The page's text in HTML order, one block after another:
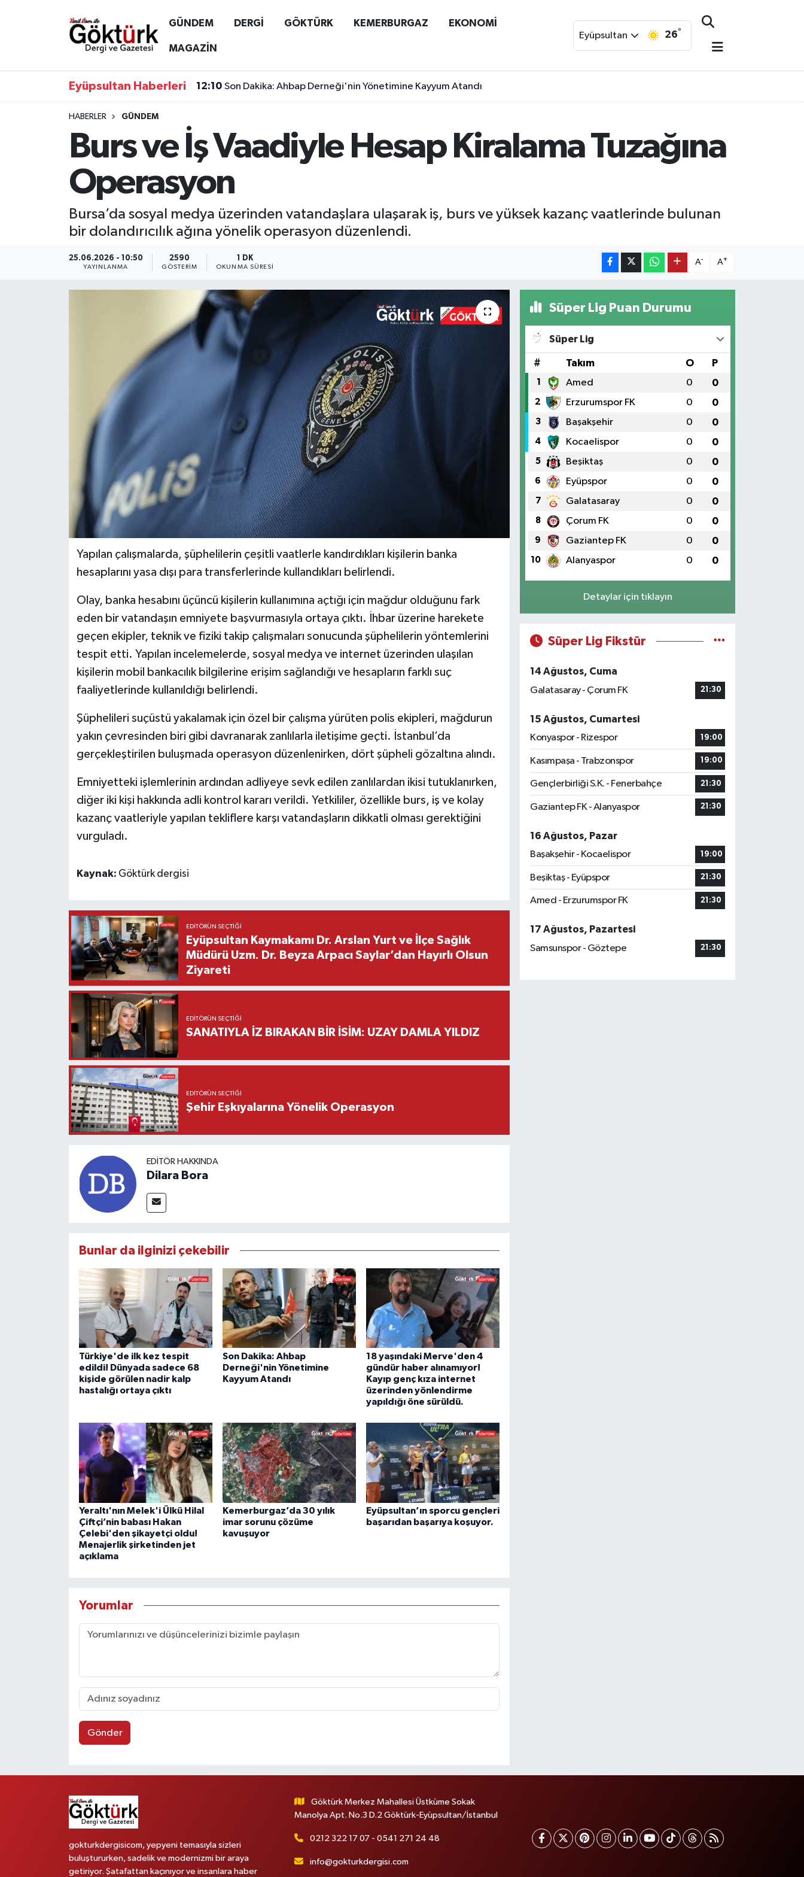
GÜNDEM DERGİ GÖKTÜRK KEMERBURGAZ EKONOMİ
MAGAZİN
Eyüpsultan 26°
Eyüpsultan Haberleri 12:10 Son Dakika: Ahbap Derneği'nin Yönetimine Kayyum Atandı
HABERLER GÜNDEM
Burs ve İş Vaadiyle Hesap Kiralama Tuzağına
Operasyon
Bursa’da sosyal medya üzerinden vatandaşlara ulaşarak iş, burs ve yüksek kazanç vaatlerinde bulunan
bir dolandırıcılık ağına yönelik operasyon düzenlendi.
25.06.2026 - 10:50
YAYINLANMA
2590
GÖSTERIM
1 DK
OKUNMA SÜRESI
A- A+
Yapılan çalışmalarda, şüphelilerin çeşitli vaatlerle kandırdıkları kişilerin banka
hesaplarını yasa dışı para transferlerinde kullandıkları belirlendi.
Olay, banka hesabını üçüncü kişilerin kullanımına açtığı için mağdur olduğunu fark
eden bir vatandaşın emniyete başvurmasıyla ortaya çıktı. İhbar üzerine harekete
geçen ekipler, teknik ve fiziki takip çalışmaları sonucunda şüphelilerin yöntemlerini
tespit etti. Yapılan incelemelerde, sosyal medya ve internet üzerinden ulaşılan
kişilerin mobil bankacılık bilgilerine erişim sağlandığı ve hesapların farklı suç
faaliyetlerinde kullanıldığı belirlendi.
Şüphelileri suçüstü yakalamak için özel bir çalışma yürüten polis ekipleri, mağdurun
yakın çevresinden biri gibi davranarak zanlılarla iletişime geçti. İstanbul’da
gerçekleştirilen buluşmada operasyon düzenlenirken, dört şüpheli gözaltına alındı.
Emniyetteki işlemlerinin ardından adliyeye sevk edilen zanlılardan ikisi tutuklanırken,
diğer iki kişi hakkında adli kontrol kararı verildi. Yetkililer, özellikle burs, iş ve kolay
kazanç vaatleriyle yapılan tekliflere karşı vatandaşların dikkatli olması gerektiğini
vurguladı.
Kaynak: Göktürk dergisi
EDITÖRÜN SEÇTIĞI
Eyüpsultan Kaymakamı Dr. Arslan Yurt ve İlçe Sağlık
Müdürü Uzm. Dr. Beyza Arpacı Saylar’dan Hayırlı Olsun
Ziyareti
EDITÖRÜN SEÇTIĞI
SANATIYLA İZ BIRAKAN BİR İSİM: UZAY DAMLA YILDIZ
EDITÖRÜN SEÇTIĞI
Şehir Eşkıyalarına Yönelik Operasyon
EDITÖR HAKKINDA
Dilara Bora
Bunlar da ilginizi çekebilir
Türkiye'de ilk kez tespit
edildi! Dünyada sadece 68
kişide görülen nadir kalp
hastalığı ortaya çıktı
Son Dakika: Ahbap
Derneği'nin Yönetimine
Kayyum Atandı
18 yaşındaki Merve'den 4
gündür haber alınamıyor!
Kayıp genç kıza internet
üzerinden yönlendirme
yapıldığı öne sürüldü.
Yeraltı'nın Melek'i Ülkü Hilal
Çiftçi’nin babası Hakan
Çelebi'den şikayetçi oldu!
Menajerlik şirketinden jet
açıklama
Kemerburgaz’da 30 yılık
imar sorunu çözüme
kavuşuyor
Eyüpsultan’ın sporcu gençleri
başarıdan başarıya koşuyor.
Yorumlar
Gönder
Süper Lig Puan Durumu
Süper Lig
# Takım O P
1 Amed 0 0
2 Erzurumspor FK 0 0
3 Başakşehir 0 0
4 Kocaelispor 0 0
5 Beşiktaş 0 0
6 Eyüpspor 0 0
7 Galatasaray 0 0
8 Çorum FK 0 0
9 Gaziantep FK 0 0
10 Alanyaspor 0 0
Detaylar için tıklayın
Süper Lig Fikstür
14 Ağustos, Cuma
Galatasaray - Çorum FK
21:30
15 Ağustos, Cumartesi
Konyaspor - Rizespor
19:00
Kasımpaşa - Trabzonspor 19:00
Gençlerbirliği S.K. - Fenerbahçe 21:30
Gaziantep FK - Alanyaspor 21:30
16 Ağustos, Pazar
Başakşehir - Kocaelispor
19:00
Beşiktaş - Eyüpspor 21:30
Amed - Erzurumspor FK 21:30
17 Ağustos, Pazartesi
Samsunspor - Göztepe
21:30
gokturkdergisicom, yepyeni temasıyla sizleri
buluştururken, sadelik ve modernizmi bir araya
getiriyor. Şatafattan kaçınıyor ve insanlara haber
Göktürk Merkez Mahallesi Üstküme Sokak
Manolya Apt. No.3 D.2 Göktürk-Eyüpsultan/İstanbul
0212 322 17 07 - 0541 271 24 48
info@gokturkdergisi.com
Anne Çocuk
GÖKTÜRK
GÜNDEM
KEMERBURGAZ
Eyüpsultan Hava Durumu
Tüm Manşetler
Son Dakika Haberleri